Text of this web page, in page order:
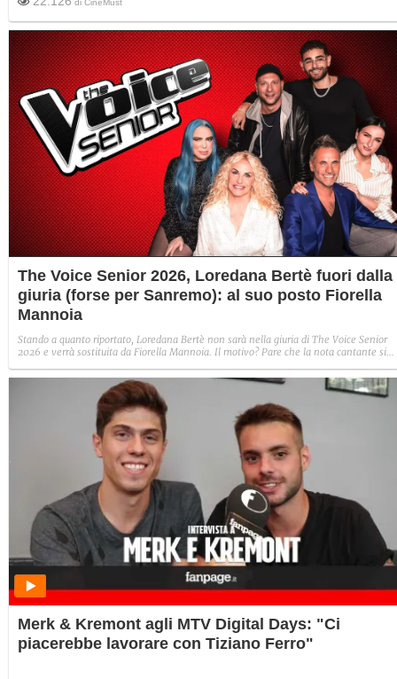
di CineMust
The Voice Senior 2026, Loredana Bertè fuori dalla
giuria (forse per Sanremo): al suo posto Fiorella
Mannoia
Stando a quanto riportato, Loredana Bertè non sarà nella giuria di The Voice Senior
2026 e verrà sostituita da Fiorella Mannoia. Il motivo? Pare che la nota cantante si
prossimo Sanremo.
Merk & Kremont agli MTV Digital Days: "Ci
piacerebbe lavorare con Tiziano Ferro"